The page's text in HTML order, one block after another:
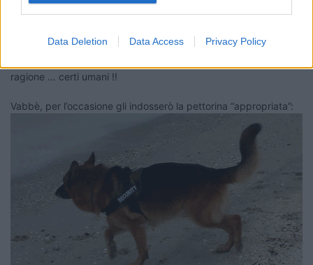
Data Deletion Data Access Privacy Policy
hanno introdotto la museruola per umani mario
ragione … certi umani !!
Vabbè, per l’occasione gli indosserò la pettorina “appropriata”: